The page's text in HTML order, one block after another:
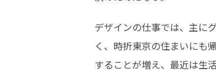
デザインの仕事では、主に
く、時折東京の住まいにも
することが増え、最近は生